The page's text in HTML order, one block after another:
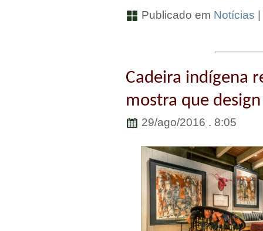
Publicado em Notícias
Cadeira indígena
mostra que
29/ago/2016 . 8:05